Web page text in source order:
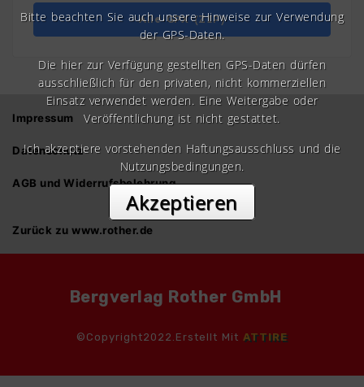
Alle GPX (ZIP)
Impressum
Datenschutz
AGB und Widerrufsbelehrung
Zurück zu www.rother.de
Bergverlag Rother GmbH
©Copyright2022.Erstellt Mit ATTIRE
Bitte beachten Sie auch unsere Hinweise zur Verwendung
der GPS-Daten.
Die hier zur Verfügung gestellten GPS-Daten dürfen
ausschließlich für den privaten, nicht kommerziellen
Einsatz verwendet werden. Eine Weitergabe oder
Veröffentlichung ist nicht gestattet.
Ich akzeptiere vorstehenden Haftungsausschluss und die
Nutzungsbedingungen.
Akzeptieren